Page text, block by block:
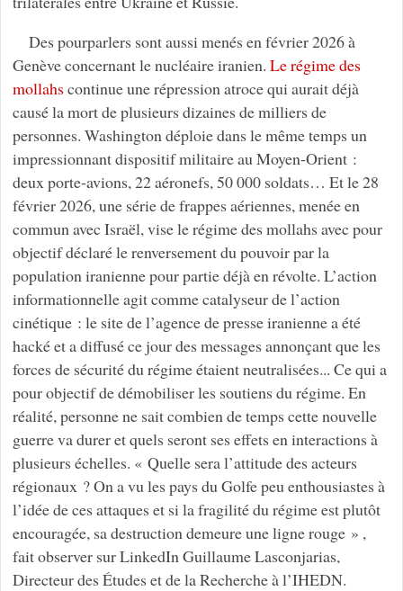
Des pourparlers sont aussi menés en février 2026 à
Genève concernant le nucléaire iranien. Le régime des
mollahscontinue une répression atroce qui aurait déjà
causé la mort de plusieurs dizaines de milliers de
personnes. Washington déploie dans le même temps un
impressionnant dispositif militaire au Moyen-Orient :
deux porte-avions, 22 aéronefs, 50 000 soldats… Et le 28
février 2026, une série de frappes aériennes, menée en
commun avec Israël, vise le régime des mollahs avec pour
objectif déclaré le renversement du pouvoir par la
population iranienne pour partie déjà en révolte. L’action
informationnelle agit comme catalyseur de l’action
cinétique : le site de l’agence de presse iranienne a été
hacké et a diffusé ce jour des messages annonçant que les
forces de sécurité du régime étaient neutralisées... Ce qui a
pour objectif de démobiliser les soutiens du régime. En
réalité, personne ne sait combien de temps cette nouvelle
guerre va durer et quels seront ses effets en interactions à
plusieurs échelles. « Quelle sera l’attitude des acteurs
régionaux ? On a vu les pays du Golfe peu enthousiastes à
l’idée de ces attaques et si la fragilité du régime est plutôt
encouragée, sa destruction demeure une ligne rouge » ,
fait observer sur LinkedIn Guillaume Lasconjarias,
Directeur des Études et de la Recherche à l’IHEDN.